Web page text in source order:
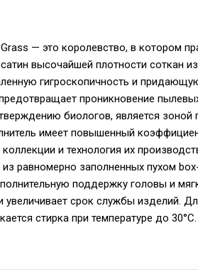
— это королевство, в котором
высочайшей плотности соткан
гигроскопичность и
проникновение
биологов, является
имеет повышенный
и технология их
равномерно заполненных пухом
поддержку головы и
срок службы изделий.
стирка при температуре до 30°С.